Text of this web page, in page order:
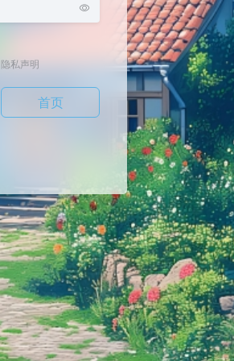
隐私声明
首页